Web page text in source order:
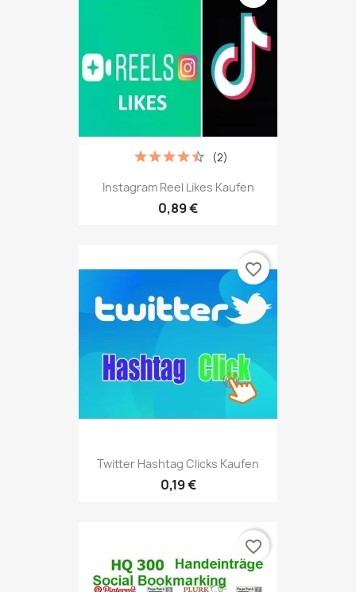
Instagram Reel Likes Kaufen
0,89 €
(2)
Twitter Hashtag Clicks Kaufen
0,19 €
favorite_border
favorite_border